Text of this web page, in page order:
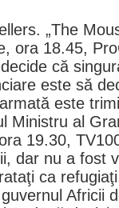
. „The
ora 18.45,
că
este să
este
Ministru al
19.30,
dar nu a fost
ca
Africii